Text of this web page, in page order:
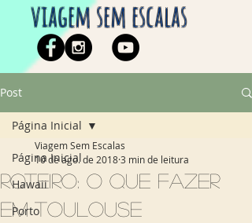
viagem sem escalas
Post
Página Inicial
Hawaii
Porto
Página Inicial
Roteiro: o que fazer
em Toulouse
Viagem Sem Escalas
10 de ago. de 20183 min de leitura